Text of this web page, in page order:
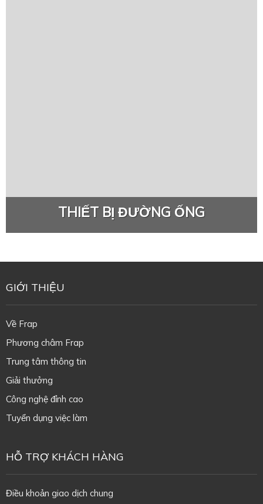
THIẾT BỊ ĐƯỜNG ỐNG
GIỚI THIỆU
Về Frap
Phương châm Frap
Trung tâm thông tin
Giải thưởng
Công nghệ đỉnh cao
Tuyển dụng việc làm
HỖ TRỢ KHÁCH HÀNG
Điều khoản giao dịch chung